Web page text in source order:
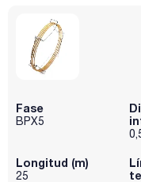
Fase
BPX5
Longitud (m)
25